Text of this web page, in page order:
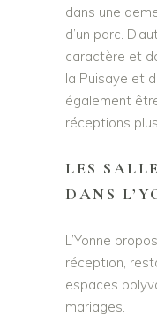
dans une
d’un parc.
caractère et
la Puisaye et
également
réceptions
LES
DANS
L’Yonne
réception,
espaces
mariages.